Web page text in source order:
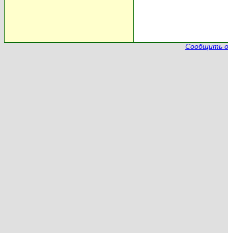
Сообщить о